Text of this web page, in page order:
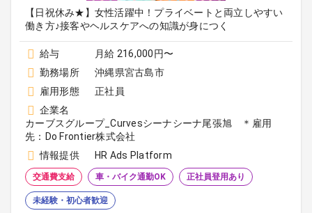
【日祝休み★】女性活躍中！プライベートと両立しやすい
働き方♪接客やヘルスケアへの知識が身につく
給与
月給 216,000円〜
勤務場所
沖縄県宮古島市
雇用形態
正社員
企業名
カーブスグループ_Curvesシーナシーナ尾張旭 ＊雇用
先：Do Frontier株式会社
情報提供
HR Ads Platform
交通費支給 車・バイク通勤OK 正社員登用あり
未経験・初心者歓迎